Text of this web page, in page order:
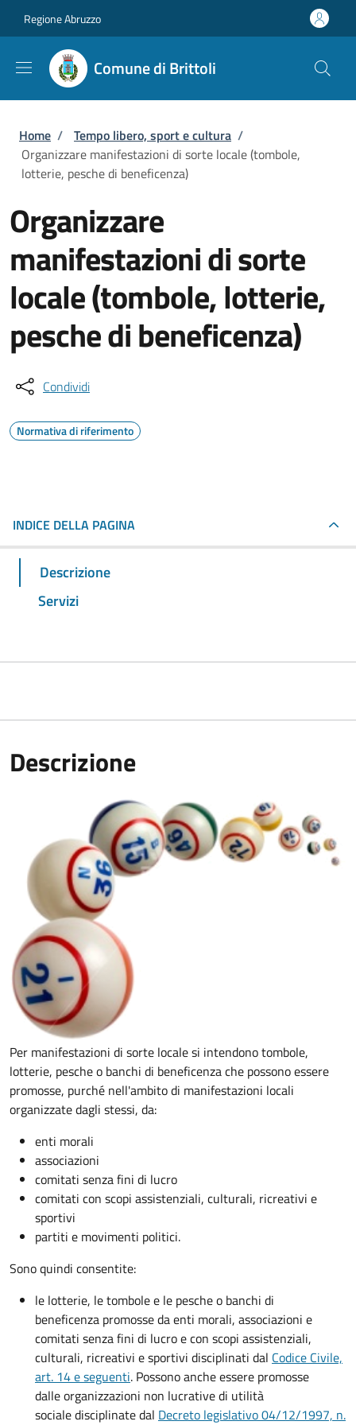
Regione Abruzzo
Comune di Brittoli
Briciole di pane
Home / Tempo libero, sport e cultura /
Organizzare manifestazioni di sorte locale (tombole,
lotterie, pesche di beneficenza)
Organizzare
manifestazioni di sorte
locale (tombole, lotterie,
pesche di beneficenza)
Condividi
Normativa di riferimento
INDICE DELLA PAGINA
Descrizione
Servizi
Descrizione
Per manifestazioni di sorte locale si intendono tombole,
lotterie, pesche o banchi di beneficenza che possono essere
promosse, purché nell'ambito di manifestazioni locali
organizzate dagli stessi, da:
enti morali
associazioni
comitati senza fini di lucro
comitati con scopi assistenziali, culturali, ricreativi e
sportivi
partiti e movimenti politici.
Sono quindi consentite:
le lotterie, le tombole e le pesche o banchi di
beneficenza promosse da enti morali, associazioni e
comitati senza fini di lucro e con scopi assistenziali,
culturali, ricreativi e sportivi disciplinati dal Codice Civile,
art. 14 e seguenti. Possono anche essere promosse
dalle organizzazioni non lucrative di utilità
sociale disciplinate dal Decreto legislativo 04/12/1997, n.